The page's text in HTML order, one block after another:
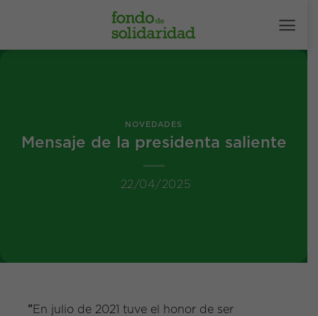
NOVEDADES
Mensaje de la presidenta saliente
22/04/2025
“En julio de 2021 tuve el honor de ser